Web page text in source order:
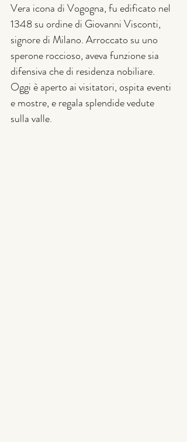
Vera icona di Vogogna, fu edificato nel
1348 su ordine di Giovanni Visconti,
signore di Milano. Arroccato su uno
sperone roccioso, aveva funzione sia
difensiva che di residenza nobiliare.
Oggi è aperto ai visitatori, ospita eventi
e mostre, e regala splendide vedute
sulla valle.